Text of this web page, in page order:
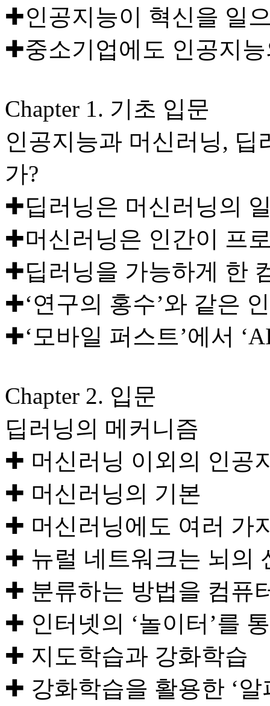
✚인공지능이 혁신을 일
✚중소기업에도 인공지
Chapter 1. 기초 입문
인공지능과 머신러닝,
가?
✚딥러닝은 머신러닝의
✚머신러닝은 인간이 프
✚딥러닝을 가능하게 한
✚‘연구의 홍수’와 같은
✚‘모바일 퍼스트’에서
Chapter 2. 입문
딥러닝의 메커니즘
✚ 머신러닝 이외의 인공
✚ 머신러닝의 기본
✚ 머신러닝에도 여러 가
✚ 뉴럴 네트워크는 뇌의
✚ 분류하는 방법을 컴퓨
✚ 인터넷의 ‘놀이터’를
✚ 지도학습과 강화학습
✚ 강화학습을 활용한 ‘알